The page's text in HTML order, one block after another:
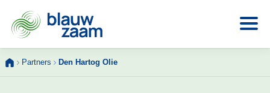
to
Partners Den Hartog Olie